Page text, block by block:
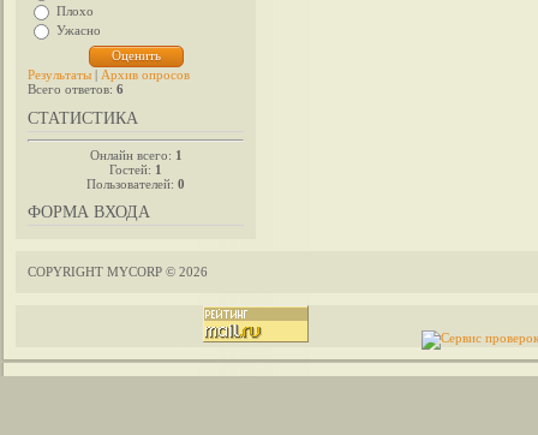
Плохо
Ужасно
Результаты | Архив опросов
Всего ответов: 6
СТАТИСТИКА
Онлайн всего: 1
Гостей: 1
Пользователей: 0
ФОРМА ВХОДА
COPYRIGHT MYCORP © 2026